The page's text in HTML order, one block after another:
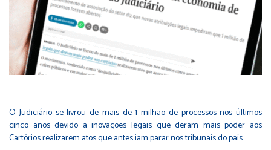
O Judiciário se livrou de mais de 1 milhão de processos nos últimos
cinco anos devido a inovações legais que deram mais poder aos
Cartórios realizarem atos que antes iam parar nos tribunais do país.